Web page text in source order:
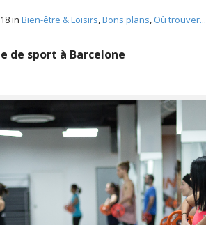
in Bien-être & Loisirs,Bons plans, Où trouver...
de sport à Barcelone